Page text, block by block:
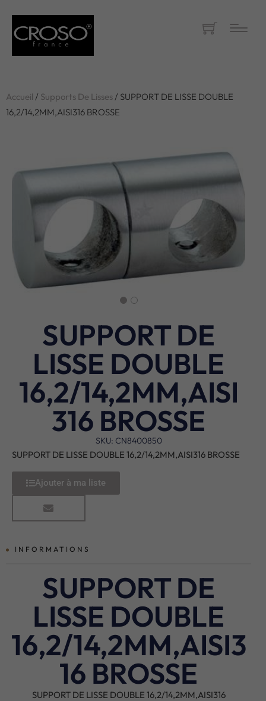
Accueil / Supports De Lisses/ SUPPORT DE LISSE DOUBLE
16,2/14,2MM,AISI316 BROSSE
SUPPORT DE
LISSE DOUBLE
16,2/14,2MM,AISI
316 BROSSE
SKU: CN8400850
SUPPORT DE LISSE DOUBLE 16,2/14,2MM,AISI316 BROSSE
Ajouter à ma liste
INFORMATIONS
SUPPORT DE
LISSE DOUBLE
16,2/14,2MM,AISI3
16 BROSSE
SUPPORT DE LISSE DOUBLE 16,2/14,2MM,AISI316